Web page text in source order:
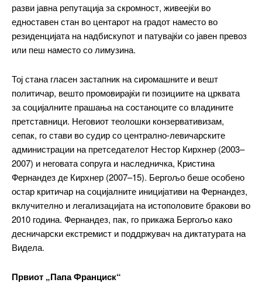
ИЗБЕРЕТЕ ПЛАН
Etiam est nibh, lobortis sit
Praesent euismod ac
Ut mollis pellentesque tortor
Nullam eu erat condimentum
Donec quis est ac felis
Orci varius natoque dolor
Yearly pricing Monthly pricing
разви јавна репутација за скромност, живеејќи во
едноставен стан во центарот на градот наместо во
резиденцијата на надбискупот и патувајќи со јавен превоз
или пеш наместо со лимузина.
Тој стана гласен застапник на сиромашните и вешт
политичар, вешто промовирајќи ги позициите на црквата
за социјалните прашања на состаноците со владините
претставници. Неговиот теолошки конзервативизам,
сепак, го стави во судир со централно-левичарските
администрации на претседателот Нестор Кирхнер (2003–
2007) и неговата сопруга и наследничка, Кристина
Фернандез де Кирхнер (2007–15). Бергољо беше особено
остар критичар на социјалните иницијативи на Фернандез,
вклучително и легализацијата на истополовите бракови во
2010 година. Фернандез, пак, го прикажа Бергољо како
десничарски екстремист и поддржувач на диктатурата на
Видела.
Првиот „Папа Франциск“